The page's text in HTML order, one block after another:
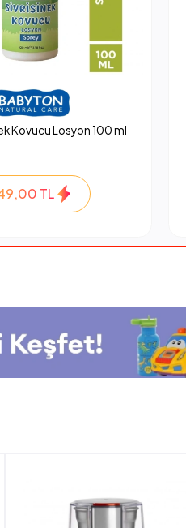
Kovucu Losyon 100 ml
TL